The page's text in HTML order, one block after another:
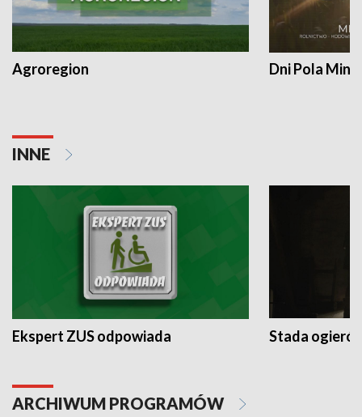
Agroregion Dni Pola
INNE
Ekspert ZUS odpowiada Stada
ARCHIWUM PROGRAMÓW